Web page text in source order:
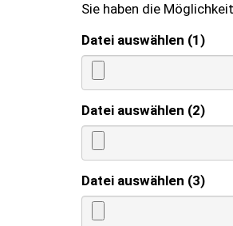
Sie haben die
Datei auswählen (1)
Datei auswählen (2)
Datei auswählen (3)